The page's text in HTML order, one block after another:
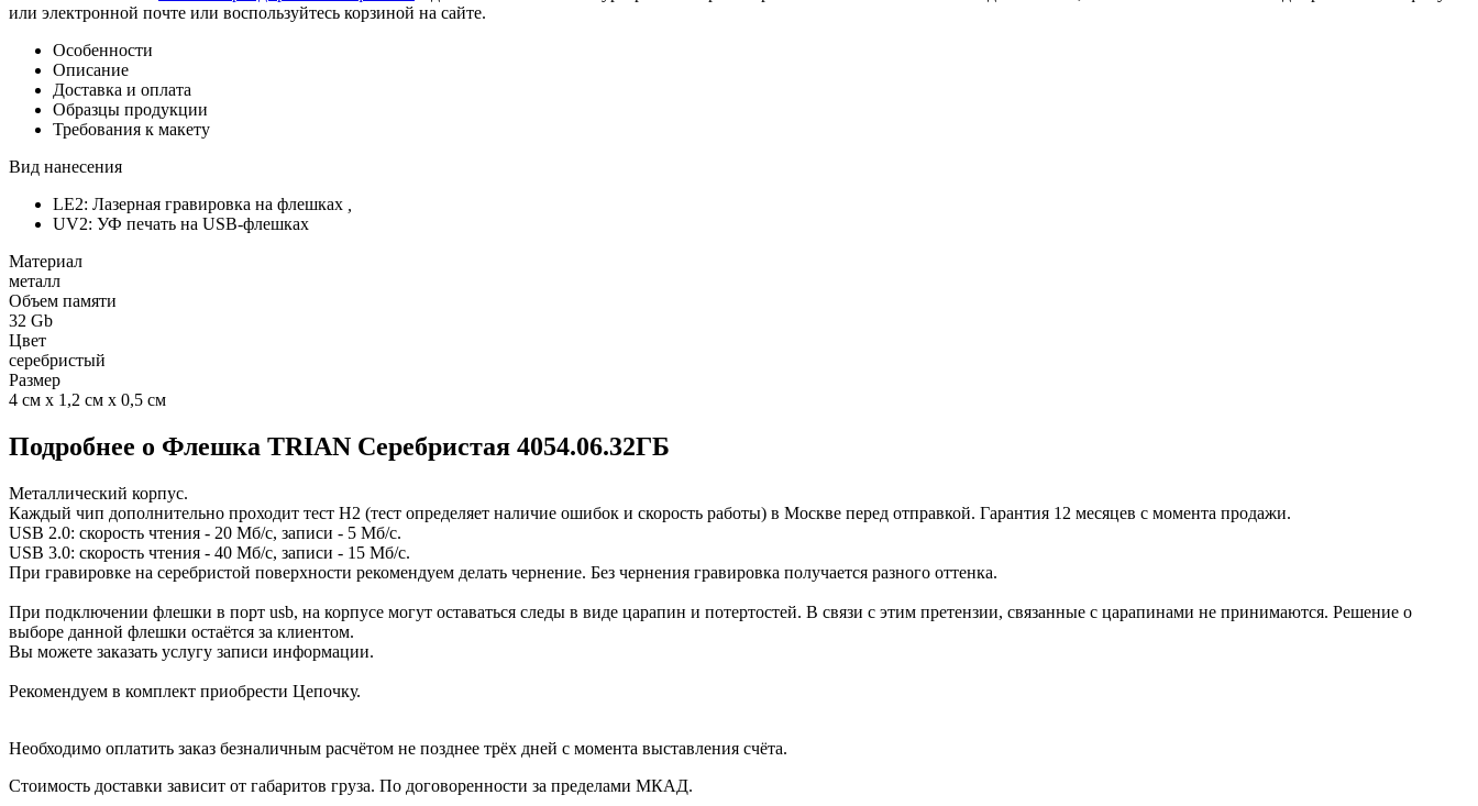
или электронной почте или воспользуйтесь корзиной на сайте.
Особенности
Описание
Доставка и оплата
Образцы продукции
Требования к макету
Вид нанесения
LE2: Лазерная гравировка на флешках
UV2: УФ печать на USB-флешках
Материал
металл
Объем памяти
32 Gb
Цвет
серебристый
Размер
4 см х 1,2 см х 0,5 см
Подробнее о Флешка TRIAN Серебристая 4054.06.32ГБ
Металлический корпус.
Каждый чип дополнительно проходит тест H2 (тест определяет наличие ошибок и скорость работы) в Москве перед отправкой. Гарантия 12 месяцев с момента продажи.
USB 2.0: скорость чтения - 20 Мб/с, записи - 5 Мб/с.
USB 3.0: скорость чтения - 40 Мб/с, записи - 15 Мб/с.
При гравировке на серебристой поверхности рекомендуем делать чернение. Без чернения гравировка получается разного оттенка.
При подключении флешки в порт usb, на корпусе могут оставаться следы в виде царапин и потертостей. В связи с этим претензии, связанные с царапинами не принимаются. Решение о
выборе данной флешки остаётся за клиентом.
Вы можете заказать услугу записи информации.
Рекомендуем в комплект приобрести Цепочку.
Необходимо оплатить заказ безналичным расчётом не позднее трёх дней с момента выставления счёта.
Стоимость доставки зависит от габаритов груза. По договоренности за пределами МКАД.